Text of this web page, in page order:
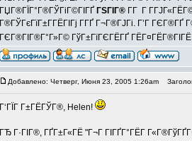
ГЏГ®ГЇГ°Г®ГЎГіГ©ГІГҐ ГЅГІГ® Г­Г Г
Г®ГЎГєГїГ±Г­ГЁГІГј Г­ГҐ Г¬Г®ГЈГі. Г’Г ГЄГ®ГҐ
ГЄГ®ГІГ®Г°Г»Г© ГўГ±ГїГЄГЁГҐ
Добавлено: Четверг, Июня 23, 2005 1:26am
Г‘ГЇГ Г±ГЁГЎГ®, Helen!
ГЂ Г·ГІГ®, ГҐГ±Г«ГЁ "Г¬Г ГІГҐГ°ГЁГ